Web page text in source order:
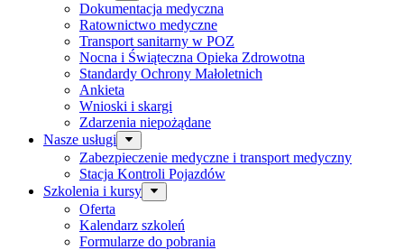
Dokumentacja medyczna
Ratownictwo medyczne
Transport sanitarny w POZ
Nocna i Świąteczna Opieka Zdrowotna
Standardy Ochrony Małoletnich
Ankieta
Wnioski i skargi
Zdarzenia niepożądane
Nasze usługi
Zabezpieczenie medyczne i transport medyczny
Stacja Kontroli Pojazdów
Szkolenia i kursy
Oferta
Kalendarz szkoleń
Formularze do pobrania